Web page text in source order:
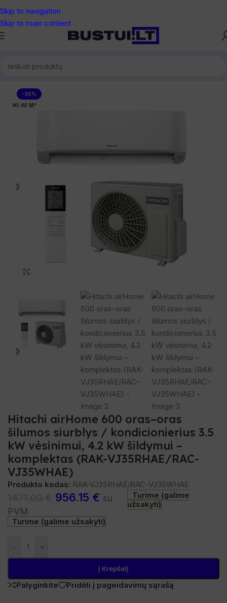
Skip to navigation
Skip to main content
-35%
IKI 40 M²
Hitachi airHome 600 oras–oras
šilumos siurblys / kondicionierius 3.5
kW vėsinimui, 4.2 kW šildymui –
komplektas (RAK-VJ35RHAE/RAC-
VJ35WHAE)
Produkto kodas: RAK-VJ35RHAE/RAC-VJ35WHAE
956.15 € su
PVM
Turime (galime
užsakyti)
Turime (galime užsakyti)
- +
Į Krepšelį
Palyginkite Pridėti į pageidavimų sąrašą